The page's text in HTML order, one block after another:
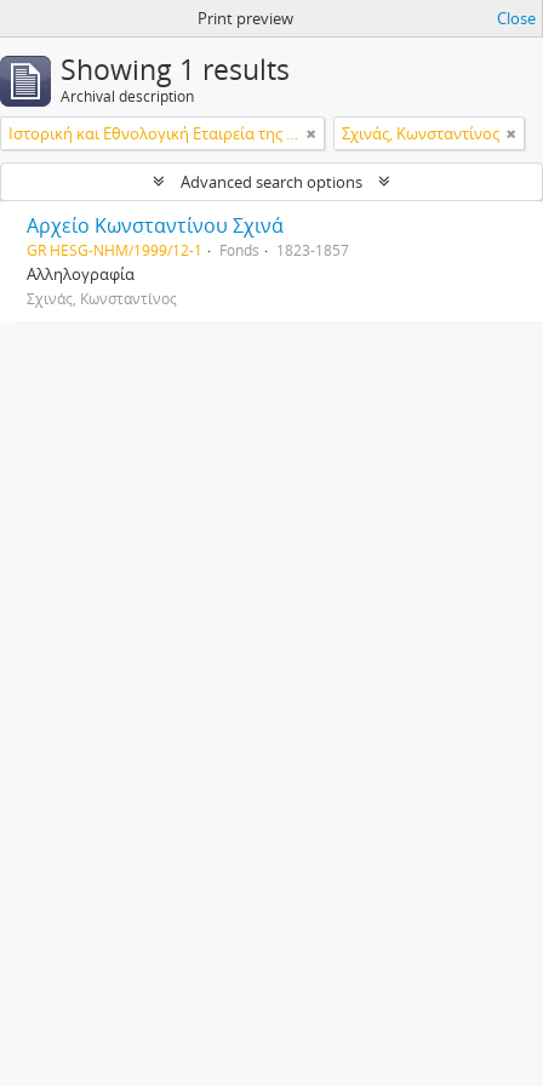
Print preview Close
Showing 1 results
Archival description
Ιστορική και Εθνολογική Εταιρεία της Ελλάδος Σχινάς, Κωνσταντίνος
Advanced search options
Αρχείο Κωνσταντίνου Σχινά
GR HESG-NHM/1999/12-1 Fonds 1823-1857
Αλληλογραφία
Σχινάς, Κωνσταντίνος